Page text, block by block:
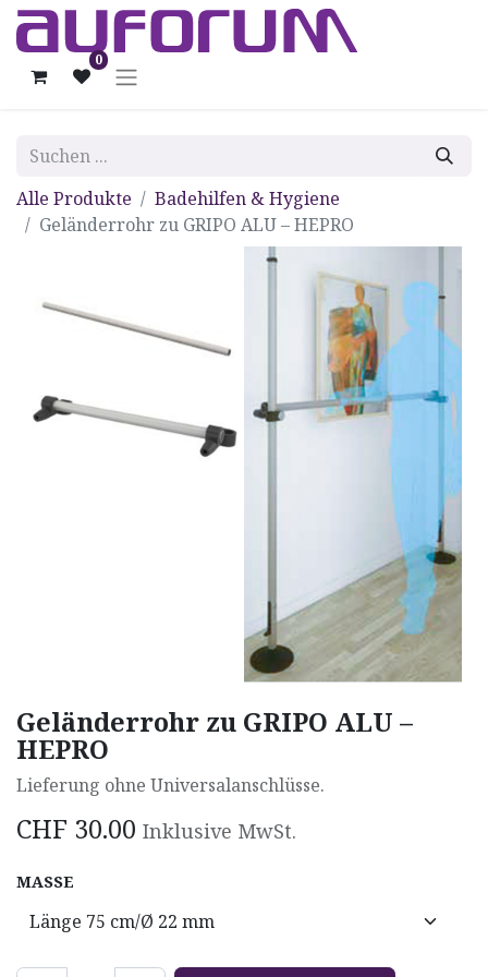
0
Alle Produkte
Badehilfen & Hygiene
Geländerrohr zu GRIPO ALU – HEPRO
Geländerrohr zu GRIPO ALU –
HEPRO
Lieferung ohne Universalanschlüsse.
CHF 30.00 Inklusive MwSt.
MASSE